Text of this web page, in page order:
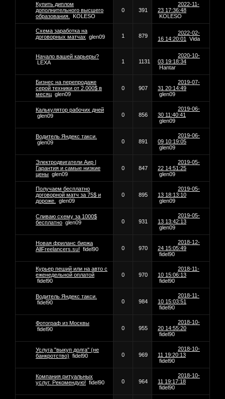
Купить диплом
дополнительного высшего
образования.
KOLESO
0 391
2022-11-
23 17:36:48
KOLESO
Схема заработка на
договорных матчах glen09 1 879
2022-02-
16 14:20:01
Vida
Начало вашей карьеры?
LEXA
1 1131
2020-10-
03 19:18:34
Hantar
Бизнес на перепродаже
серой техники от 2.000$ в
месяц glen09
0 907
2019-07-
31 20:14:49
glen09
Калькулятор рабочих дней
glen09
0 856
2019-06-
30 11:40:41
glen09
Водитель Яндекс такси.
glen09
0 891
2019-06-
09 10:19:05
glen09
Электродвигатели Аир |
Гарантия и самые низкие
цены‎ glen09
0 847
2019-05-
22 14:51:25
glen09
Получаем бесплатно
договорной матч за 75$ и
дороже.
glen09
0 895
2019-05-
13 18:13:10
glen09
Сливаю схему за 1000$
бесплатно glen09 0 931
2019-05-
13 13:42:13
glen09
Новая фриланс биржа
AllFreelancers.su! fidel90 0 970
2018-12-
24 15:05:49
fidel90
Курьер пеший или на авто с
еженедельной оплатой
fidel90
0 970
2018-11-
10 15:06:13
fidel90
Водитель Яндекс такси.
fidel90
0 984
2018-11-
10 15:03:51
fidel90
Фотограф из Москвы
fidel90
0 955
2018-10-
20 14:55:20
fidel90
Услуга "выкуп долга" (не
банкротство) fidel90 0 969
2018-10-
11 19:20:13
fidel90
Компания ритуальных
услуг. Рекомендую! fidel90 0 964
2018-10-
11 19:17:18
fidel90